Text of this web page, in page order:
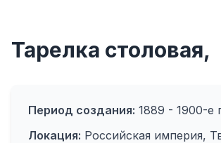
Тарелка столовая,
Период создания: 1889 - 1900-е
Локация: Российская империя,